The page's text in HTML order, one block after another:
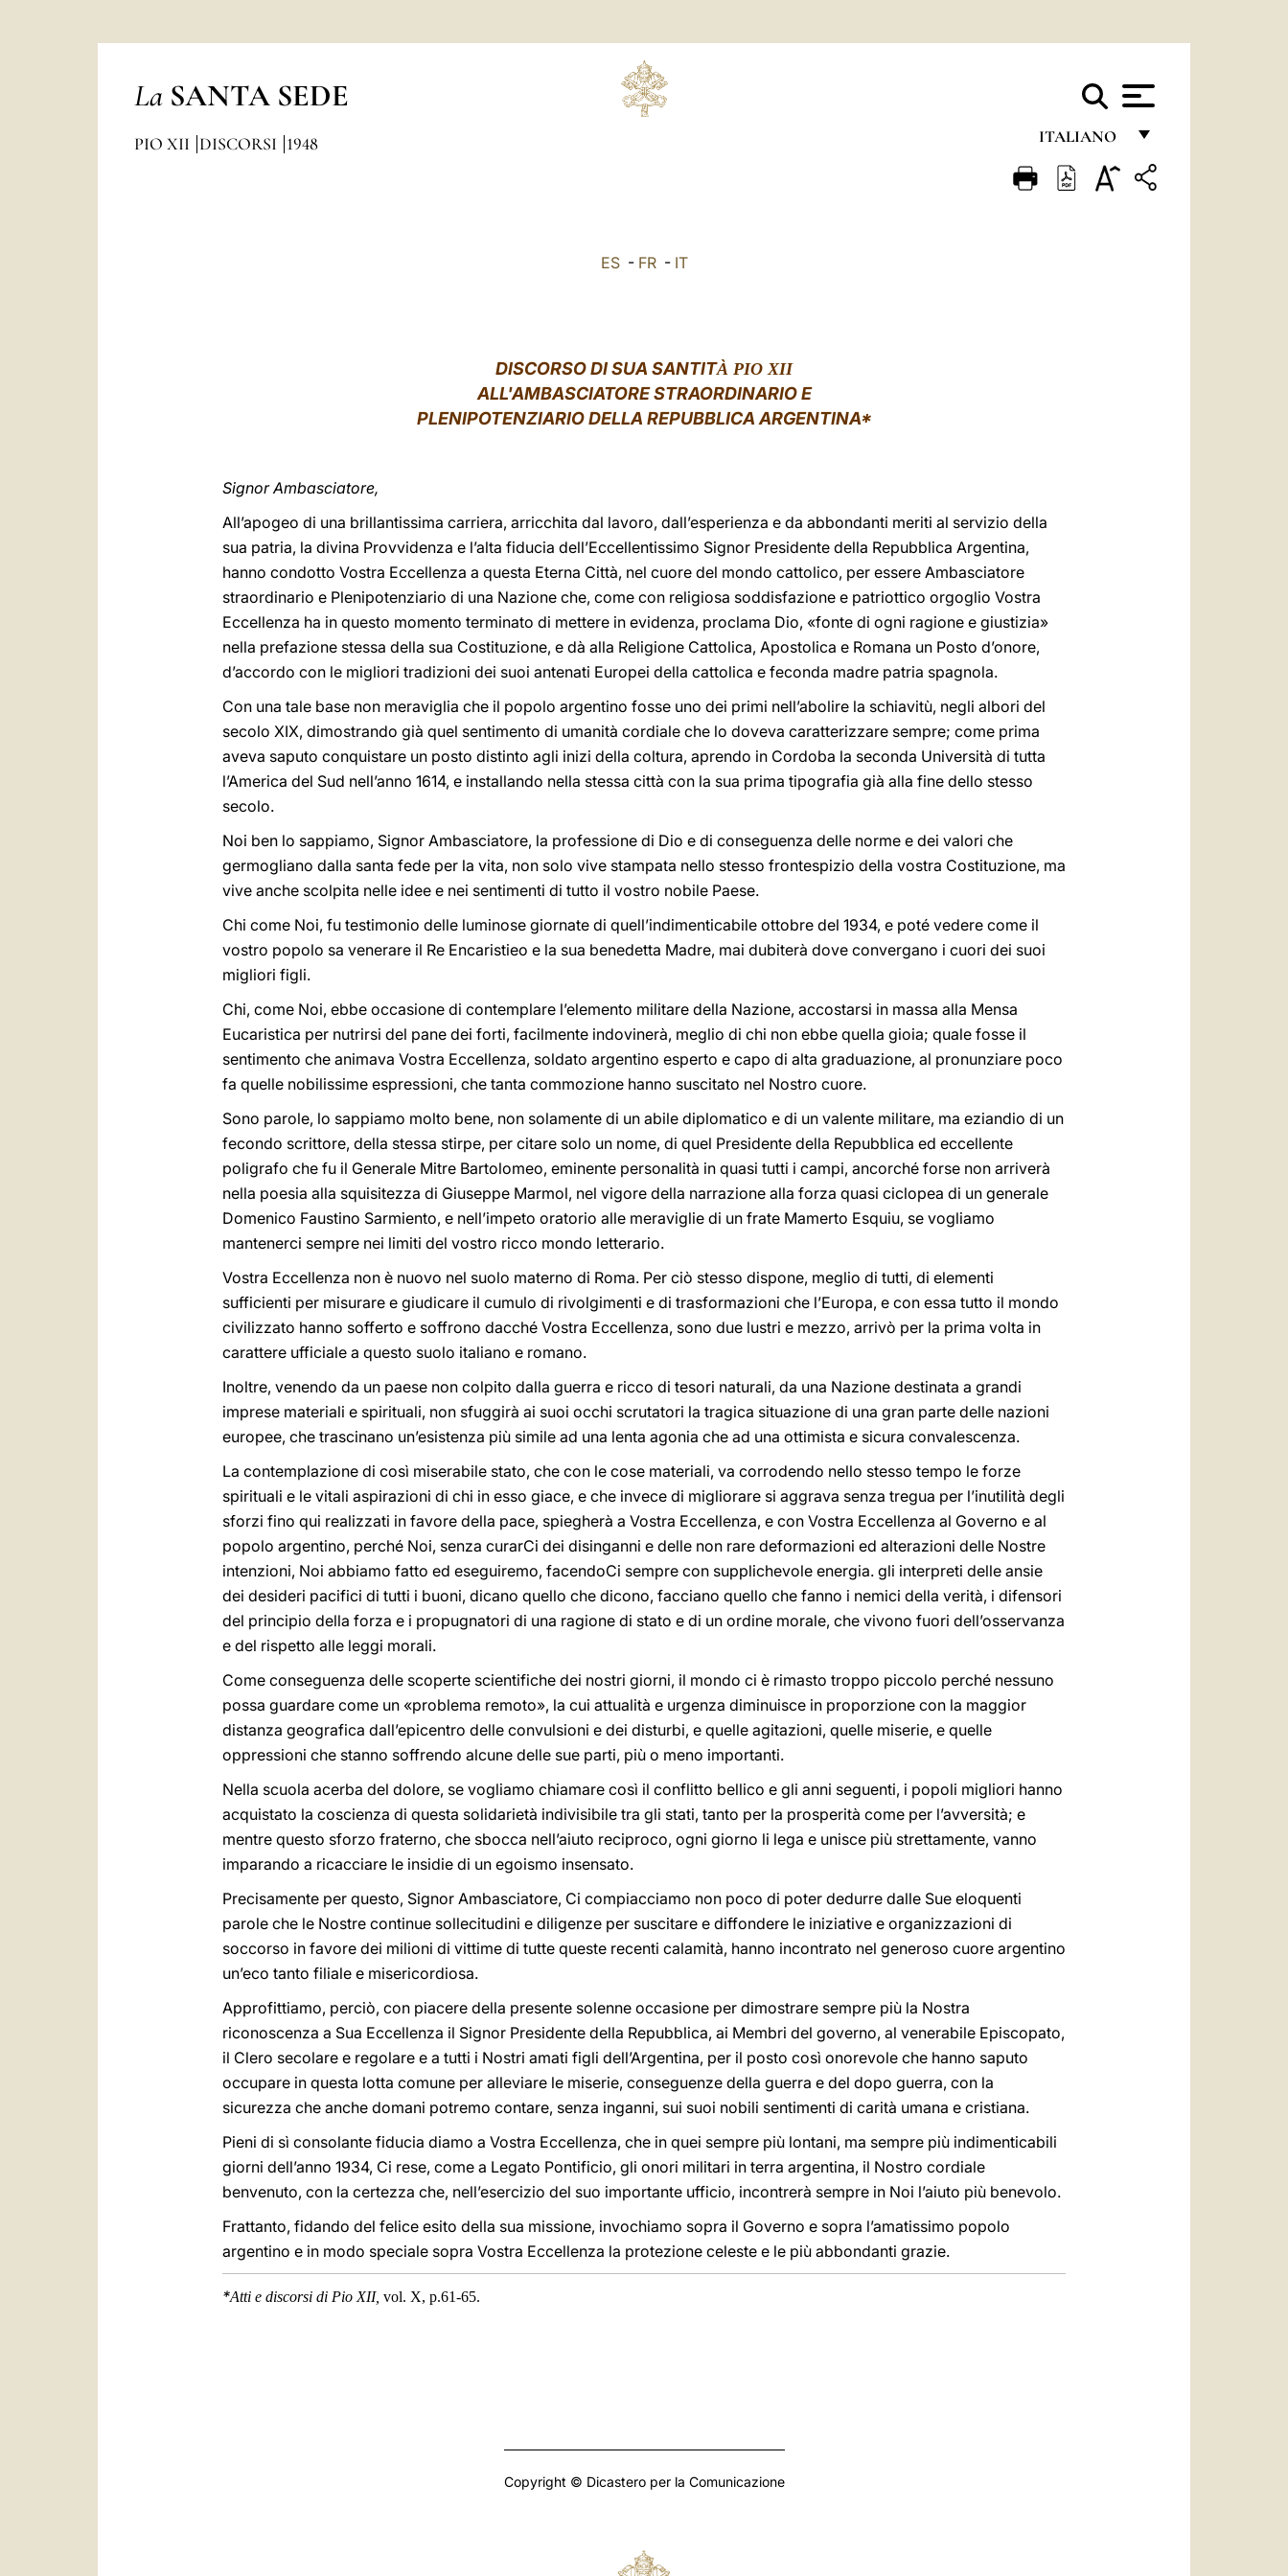
La SANTA SEDE
ITALIANO
FRANÇAIS
PIO XII DISCORSI 1948
ES- FR- IT
DISCORSO DI SUA SANTITÀ PIO XII
ALL'AMBASCIATORE STRAORDINARIO E
PLENIPOTENZIARIO DELLA REPUBBLICA ARGENTINA*
Signor Ambasciatore,
All’apogeo di una brillantissima carriera, arricchita dal lavoro, dall’esperienza e da abbondanti meriti al servizio della
sua patria, la divina Provvidenza e l’alta fiducia dell’Eccellentissimo Signor Presidente della Repubblica Argentina,
hanno condotto Vostra Eccellenza a questa Eterna Città, nel cuore del mondo cattolico, per essere Ambasciatore
straordinario e Plenipotenziario di una Nazione che, come con religiosa soddisfazione e patriottico orgoglio Vostra
Eccellenza ha in questo momento terminato di mettere in evidenza, proclama Dio, «fonte di ogni ragione e giustizia»
nella prefazione stessa della sua Costituzione, e dà alla Religione Cattolica, Apostolica e Romana un Posto d’onore,
d’accordo con le migliori tradizioni dei suoi antenati Europei della cattolica e feconda madre patria spagnola.
Con una tale base non meraviglia che il popolo argentino fosse uno dei primi nell’abolire la schiavitù, negli albori del
secolo XIX, dimostrando già quel sentimento di umanità cordiale che lo doveva caratterizzare sempre; come prima
aveva saputo conquistare un posto distinto agli inizi della coltura, aprendo in Cordoba la seconda Università di tutta
l’America del Sud nell’anno 1614, e installando nella stessa città con la sua prima tipografia già alla fine dello stesso
secolo.
Noi ben lo sappiamo, Signor Ambasciatore, la professione di Dio e di conseguenza delle norme e dei valori che
germogliano dalla santa fede per la vita, non solo vive stampata nello stesso frontespizio della vostra Costituzione, ma
vive anche scolpita nelle idee e nei sentimenti di tutto il vostro nobile Paese.
Chi come Noi, fu testimonio delle luminose giornate di quell’indimenticabile ottobre del 1934, e poté vedere come il
vostro popolo sa venerare il Re Encaristieo e la sua benedetta Madre, mai dubiterà dove convergano i cuori dei suoi
migliori figli.
Chi, come Noi, ebbe occasione di contemplare l’elemento militare della Nazione, accostarsi in massa alla Mensa
Eucaristica per nutrirsi del pane dei forti, facilmente indovinerà, meglio di chi non ebbe quella gioia; quale fosse il
sentimento che animava Vostra Eccellenza, soldato argentino esperto e capo di alta graduazione, al pronunziare poco
fa quelle nobilissime espressioni, che tanta commozione hanno suscitato nel Nostro cuore.
Sono parole, lo sappiamo molto bene, non solamente di un abile diplomatico e di un valente militare, ma eziandio di un
fecondo scrittore, della stessa stirpe, per citare solo un nome, di quel Presidente della Repubblica ed eccellente
poligrafo che fu il Generale Mitre Bartolomeo, eminente personalità in quasi tutti i campi, ancorché forse non arriverà
nella poesia alla squisitezza di Giuseppe Marmol, nel vigore della narrazione alla forza quasi ciclopea di un generale
Domenico Faustino Sarmiento, e nell’impeto oratorio alle meraviglie di un frate Mamerto Esquiu, se vogliamo
mantenerci sempre nei limiti del vostro ricco mondo letterario.
Vostra Eccellenza non è nuovo nel suolo materno di Roma. Per ciò stesso dispone, meglio di tutti, di elementi
sufficienti per misurare e giudicare il cumulo di rivolgimenti e di trasformazioni che l’Europa, e con essa tutto il mondo
civilizzato hanno sofferto e soffrono dacché Vostra Eccellenza, sono due lustri e mezzo, arrivò per la prima volta in
carattere ufficiale a questo suolo italiano e romano.
Inoltre, venendo da un paese non colpito dalla guerra e ricco di tesori naturali, da una Nazione destinata a grandi
imprese materiali e spirituali, non sfuggirà ai suoi occhi scrutatori la tragica situazione di una gran parte delle nazioni
europee, che trascinano un’esistenza più simile ad una lenta agonia che ad una ottimista e sicura convalescenza.
La contemplazione di così miserabile stato, che con le cose materiali, va corrodendo nello stesso tempo le forze
spirituali e le vitali aspirazioni di chi in esso giace, e che invece di migliorare si aggrava senza tregua per l’inutilità degli
sforzi fino qui realizzati in favore della pace, spiegherà a Vostra Eccellenza, e con Vostra Eccellenza al Governo e al
popolo argentino, perché Noi, senza curarCi dei disinganni e delle non rare deformazioni ed alterazioni delle Nostre
intenzioni, Noi abbiamo fatto ed eseguiremo, facendoCi sempre con supplichevole energia. gli interpreti delle ansie
dei desideri pacifici di tutti i buoni, dicano quello che dicono, facciano quello che fanno i nemici della verità, i difensori
del principio della forza e i propugnatori di una ragione di stato e di un ordine morale, che vivono fuori dell’osservanza
e del rispetto alle leggi morali.
Come conseguenza delle scoperte scientifiche dei nostri giorni, il mondo ci è rimasto troppo piccolo perché nessuno
possa guardare come un «problema remoto», la cui attualità e urgenza diminuisce in proporzione con la maggior
distanza geografica dall’epicentro delle convulsioni e dei disturbi, e quelle agitazioni, quelle miserie, e quelle
oppressioni che stanno soffrendo alcune delle sue parti, più o meno importanti.
Nella scuola acerba del dolore, se vogliamo chiamare così il conflitto bellico e gli anni seguenti, i popoli migliori hanno
acquistato la coscienza di questa solidarietà indivisibile tra gli stati, tanto per la prosperità come per l’avversità; e
mentre questo sforzo fraterno, che sbocca nell’aiuto reciproco, ogni giorno li lega e unisce più strettamente, vanno
imparando a ricacciare le insidie di un egoismo insensato.
Precisamente per questo, Signor Ambasciatore, Ci compiacciamo non poco di poter dedurre dalle Sue eloquenti
parole che le Nostre continue sollecitudini e diligenze per suscitare e diffondere le iniziative e organizzazioni di
soccorso in favore dei milioni di vittime di tutte queste recenti calamità, hanno incontrato nel generoso cuore argentino
un’eco tanto filiale e misericordiosa.
Approfittiamo, perciò, con piacere della presente solenne occasione per dimostrare sempre più la Nostra
riconoscenza a Sua Eccellenza il Signor Presidente della Repubblica, ai Membri del governo, al venerabile Episcopato,
il Clero secolare e regolare e a tutti i Nostri amati figli dell’Argentina, per il posto così onorevole che hanno saputo
occupare in questa lotta comune per alleviare le miserie, conseguenze della guerra e del dopo guerra, con la
sicurezza che anche domani potremo contare, senza inganni, sui suoi nobili sentimenti di carità umana e cristiana.
Pieni di sì consolante fiducia diamo a Vostra Eccellenza, che in quei sempre più lontani, ma sempre più indimenticabili
giorni dell’anno 1934, Ci rese, come a Legato Pontificio, gli onori militari in terra argentina, il Nostro cordiale
benvenuto, con la certezza che, nell’esercizio del suo importante ufficio, incontrerà sempre in Noi l’aiuto più benevolo.
Frattanto, fidando del felice esito della sua missione, invochiamo sopra il Governo e sopra l’amatissimo popolo
argentino e in modo speciale sopra Vostra Eccellenza la protezione celeste e le più abbondanti grazie.
*Atti e discorsi di Pio XII, vol. X, p.61-65.
Copyright © Dicastero per la Comunicazione